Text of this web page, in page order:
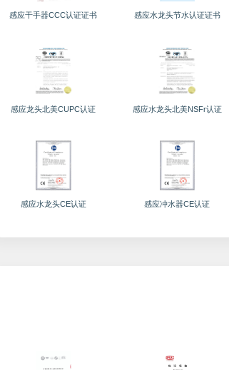
感应干手器CCC认证证书 感应水龙头节水认证证书
感应龙头北美CUPC认证 感应水龙头北美NSFr认证
感应水龙头CE认证 感应冲水器CE认证